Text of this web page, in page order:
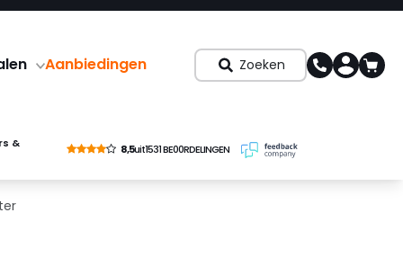
Aanbiedingen Zoeken
&
8,5uit1531 BE00RDELINGEN